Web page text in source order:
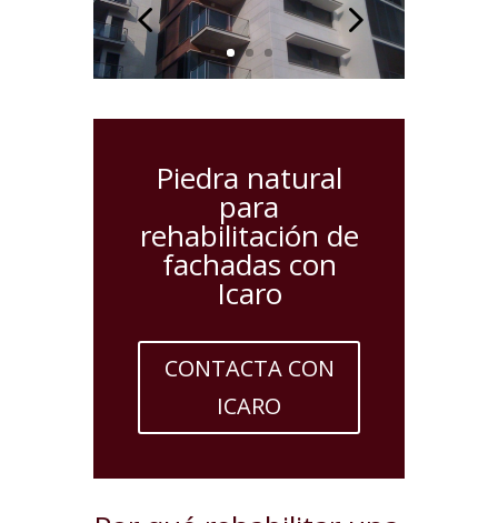
Piedra natural
para
rehabilitación de
fachadas con
Icaro
CONTACTA CON
ICARO